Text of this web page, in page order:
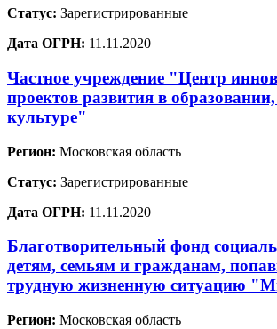
Статус: Зарегистрированные
Дата ОГРН: 11.11.2020
Частное учреждение "Центр
проектов развития в
культуре"
Регион: Московская область
Статус: Зарегистрированные
Дата ОГРН: 11.11.2020
Благотворительный фонд
детям, семьям и гражданам,
трудную жизненную ситуацию
Регион: Московская область